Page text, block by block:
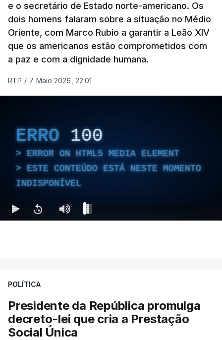
e o secretário de Estado norte-americano. Os
dois homens falaram sobre a situação no Médio
Oriente, com Marco Rubio a garantir a Leão XIV
que os americanos estão comprometidos com
a paz e com a dignidade humana.
RTP / 7 Maio 2026, 22:01
ERRO 100
ERROR ON HTML5 MEDIA ELEMENT
ESTE CONTEÚDO ESTÁ NESTE MOMENTO
INDISPONÍVEL
POLÍTICA
Presidente da República promulga
decreto-lei que cria a Prestação
Social Única